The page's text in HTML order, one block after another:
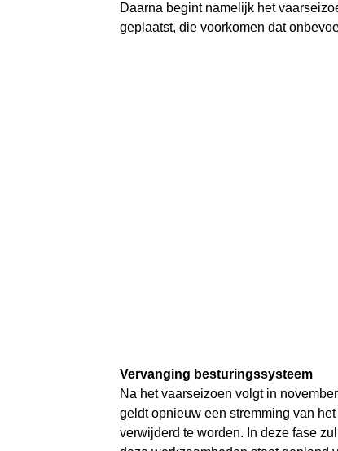
Daarna begint namelijk het
geplaatst, die voorkomen dat
Vervanging besturingssysteem
Na het vaarseizoen volgt in
geldt opnieuw een stremming van
verwijderd te worden. In deze fase